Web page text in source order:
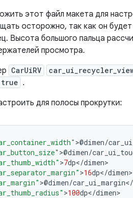
этот файл макета для
осторожно, так как он будет
Высота большого пальца
просмотра.
CarUiRV
true .
для полосы прокрутки:
>@dimen/
>@dimen/
>7dp</dimen
>16dp</dimen
>@dimen/car_ui_margin</
>100dp</dimen>